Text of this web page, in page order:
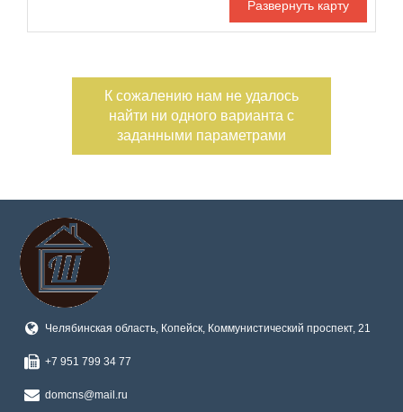
С фото
К сожалению нам не удалось
найти ни одного варианта с
заданными параметрами
Челябинская область, Копейск, Коммунистический проспект, 21
+7 951 799 34 77
domcns@mail.ru